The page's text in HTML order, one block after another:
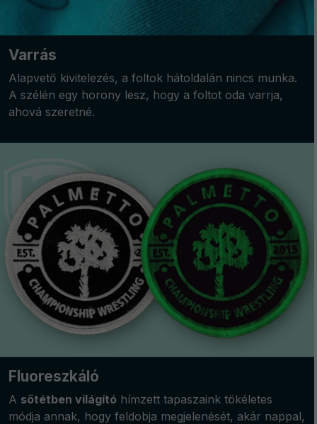
Varrás
Alapvető kivitelezés, a foltok hátoldalán nincs munka.
A szélén egy horony lesz, hogy a foltot oda varrja,
ahová szeretné.
Fluoreszkáló
A sötétben világító hímzett tapaszaink tökéletes
módja annak, hogy feldobja megjelenését, akár nappal,